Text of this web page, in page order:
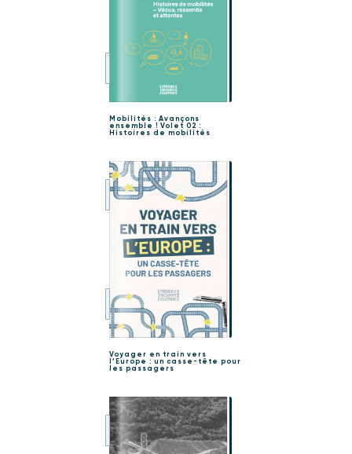
Mobilités : Avançons
ensemble ! Volet 02 :
Histoires de mobilités
Voyager en train vers
l’Europe : un casse-tête pour
les passagers